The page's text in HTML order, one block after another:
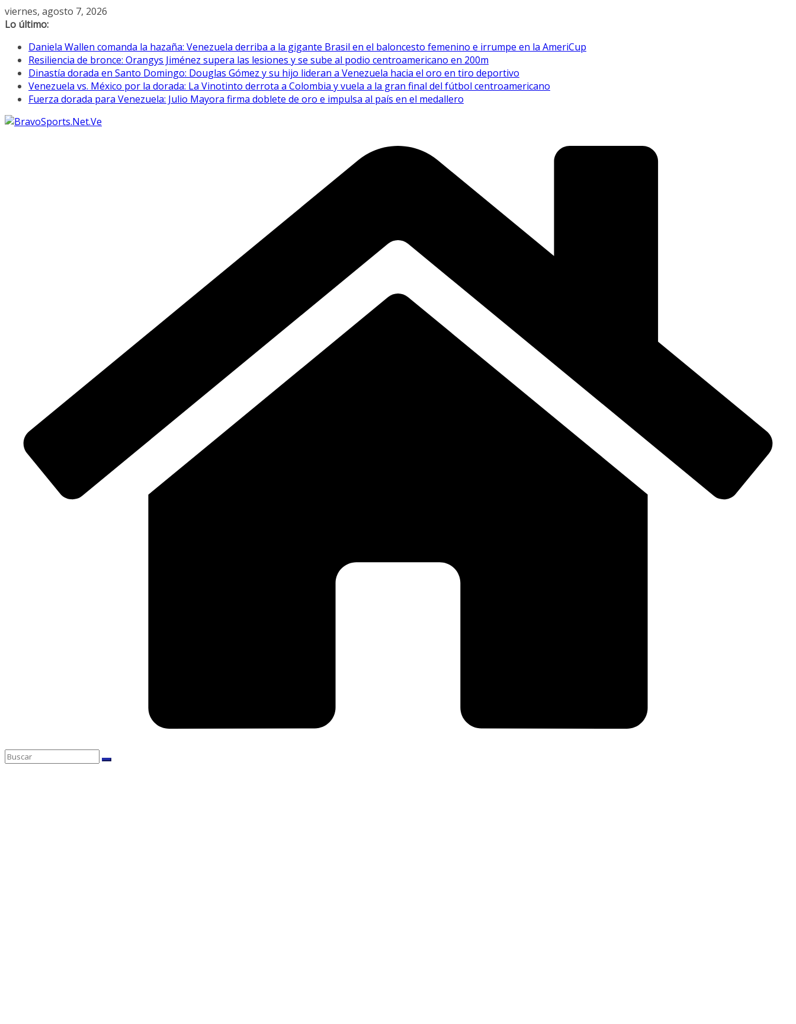
Saltar
al
viernes, agosto 7, 2026
Lo último:
Daniela Wallen comanda la hazaña: Venezuela derriba a la gigante Brasil en el baloncesto femenino e irrumpe en la AmeriCup
Resiliencia de bronce: Orangys Jiménez supera las lesiones y se sube al podio centroamericano en 200m
Dinastía dorada en Santo Domingo: Douglas Gómez y su hijo lideran a Venezuela hacia el oro en tiro deportivo
Venezuela vs. México por la dorada: La Vinotinto derrota a Colombia y vuela a la gran final del fútbol centroamericano
Fuerza dorada para Venezuela: Julio Mayora firma doblete de oro e impulsa al país en el medallero